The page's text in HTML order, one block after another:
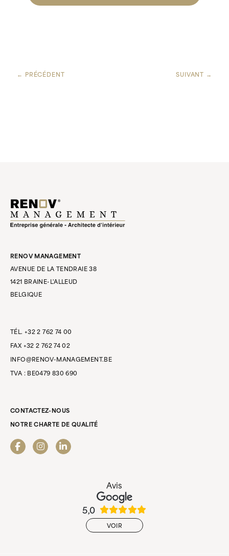
← PRÉCÉDENT SUIVANT →
RENOV MANAGEMENT
AVENUE DE LA TENDRAIE 38
1421 BRAINE-L'ALLEUD
BELGIQUE
TÉL. +32 2 762 74 00
FAX +32 2 762 74 02
INFO@RENOV-MANAGEMENT.BE
TVA : BE0479 830 690
CONTACTEZ-NOUS
NOTRE CHARTE DE QUALITÉ
Avis
5,0
VOIR